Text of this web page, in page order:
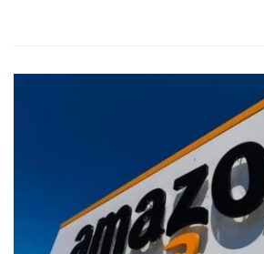
时达是指美森正班CLX，开船后第二天起
质量，自有航空、海运等运输资源，航